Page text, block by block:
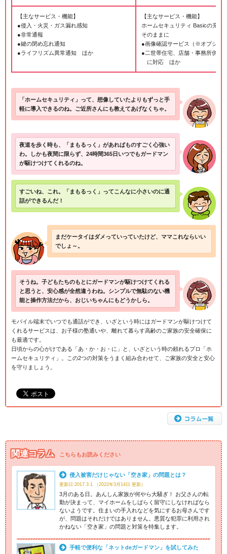
【主なサービス・機能】
●侵入・火災・ガス漏れ感知
●非常通報
●鍵の閉め忘れ通知
●ライフリズム異常通知 ほか
【主なサービス・機能】
ホームセキュリティ Basicの充実
そのままに
●画像確認サービス（※オプショ
●二世帯住宅、店舗・事務所併用
に対応 ほか
「ホームセキュリティ」って、想像していたよりもずっと手
軽に導入できるのね。ご近所さんにも教えてあげなくちゃ。
夜道を歩く時も、「まもるっく」があればものすごく心強い
わ。しかも夜間に限らず、24時間365日いつでもガードマン
が駆けつけてくれるのね。
すごいね、これ。「まもるっく」ってこんなに小さいのに通
話ができるんだ！
まだケータイはダメっていっていたけど、ママこれならいい
でしょ～。
そうね。子どもたちのもとにガードマンが駆けつけてくれる
と思うと、安心感が全然違うわね。シンプルで無駄のない機
能と操作方法だから、おじいちゃんにもどうかしら。
モバイル端末でいつでも通話ができ、いざという時にはガードマンが駆けつけて
くれるサービスは、お子様の塾通いや、離れて暮らす高齢のご家族の安全確保に
も最適です。
日頃からの心がけである「あ・か・お・に」と、いざという時の頼れるプロ「ホ
ームセキュリティ」。この2つの対策をうまく組み合わせて、ご家族の安全と安心
を守りましょう。
関連コラム こちらもお読みください
侵入被害だけじゃない「空き家」の問題とは？
更新日:2017.3.1 （2022年3月14日 更新）
3月のある日。あんしん家族が何やら大騒ぎ！ お父さんの転
勤が決まって、マイホームをしばらく留守にしなければなら
ないようです。住まいの手入れなどを気にするお母さんです
が、問題はそれだけではありません。悪質な犯罪に利用され
かねない「空き家」の問題と対策を特集します。
手軽で便利な「ネットdeガードマン」を試してみた